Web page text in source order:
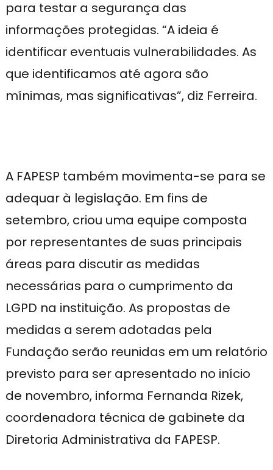
para testar a segurança das
informações protegidas. “A ideia é
identificar eventuais vulnerabilidades. As
que identificamos até agora são
mínimas, mas significativas”, diz Ferreira.
A FAPESP também movimenta-se para se
adequar à legislação. Em fins de
setembro, criou uma equipe composta
por representantes de suas principais
áreas para discutir as medidas
necessárias para o cumprimento da
LGPD na instituição. As propostas de
medidas a serem adotadas pela
Fundação serão reunidas em um relatório
previsto para ser apresentado no início
de novembro, informa Fernanda Rizek,
coordenadora técnica de gabinete da
Diretoria Administrativa da FAPESP.